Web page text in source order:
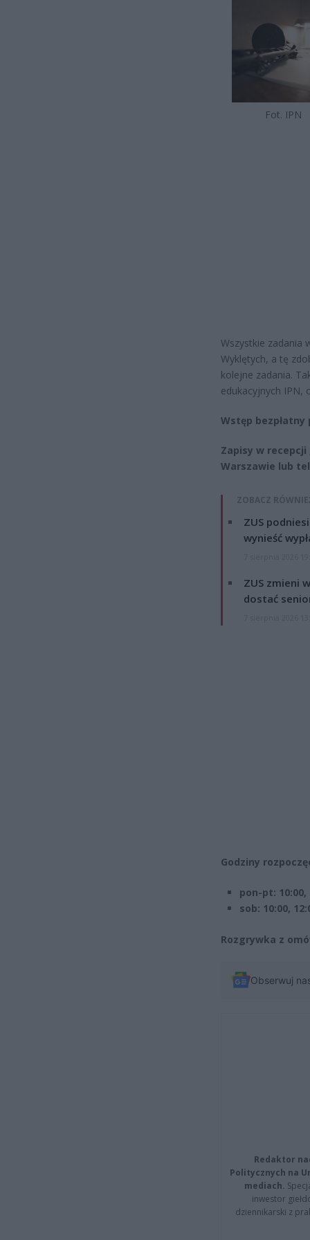
Fot. IPN
Wszystkie zadania
Wyklętych, a tę
kolejne zadania.
edukacyjnych IPN,
Wstęp
Zapisy w recepcji
Warszawie lub
ZOBACZ
ZUS
wynieść
ZUS zmieni
dostać
Godziny
pon-pt: 10:00,
sob: 10:00,
Rozgrywka z
Obserwuj
Redaktor
Politycznych na
mediach.
inwestor
dziennikarski z